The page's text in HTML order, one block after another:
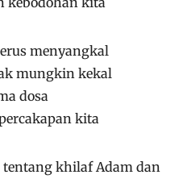
menyangkal
mungkin kekal
dosa
kita
khilaf Adam dan